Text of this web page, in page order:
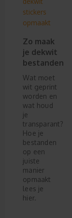
Zo maak
je dekwit
bestanden
Wat moet
wit geprint
worden en
wat houd
je
transparant?
Hoe je
bestanden
op een
juiste
manier
opmaakt
lees je
hier.